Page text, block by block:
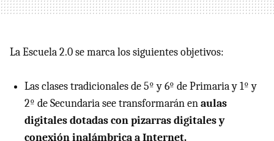
La Escuela 2.0 se marca los siguientes objetivos:
Las clases tradicionales de 5º y 6º de Primaria y 1º y
2º de Secundaria see transformarán enaulas
digitales dotadas con pizarras digitales y
conexión inalámbrica a Internet.